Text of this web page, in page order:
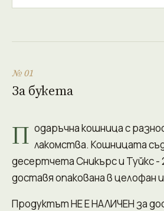
№ 01
За букета
П одаръчна кошница с
лакомства. Кошницата
десертчета Сникърс и Туйкс -
доставя опакована в целофан
Продуктът НЕ Е НАЛИЧЕН за